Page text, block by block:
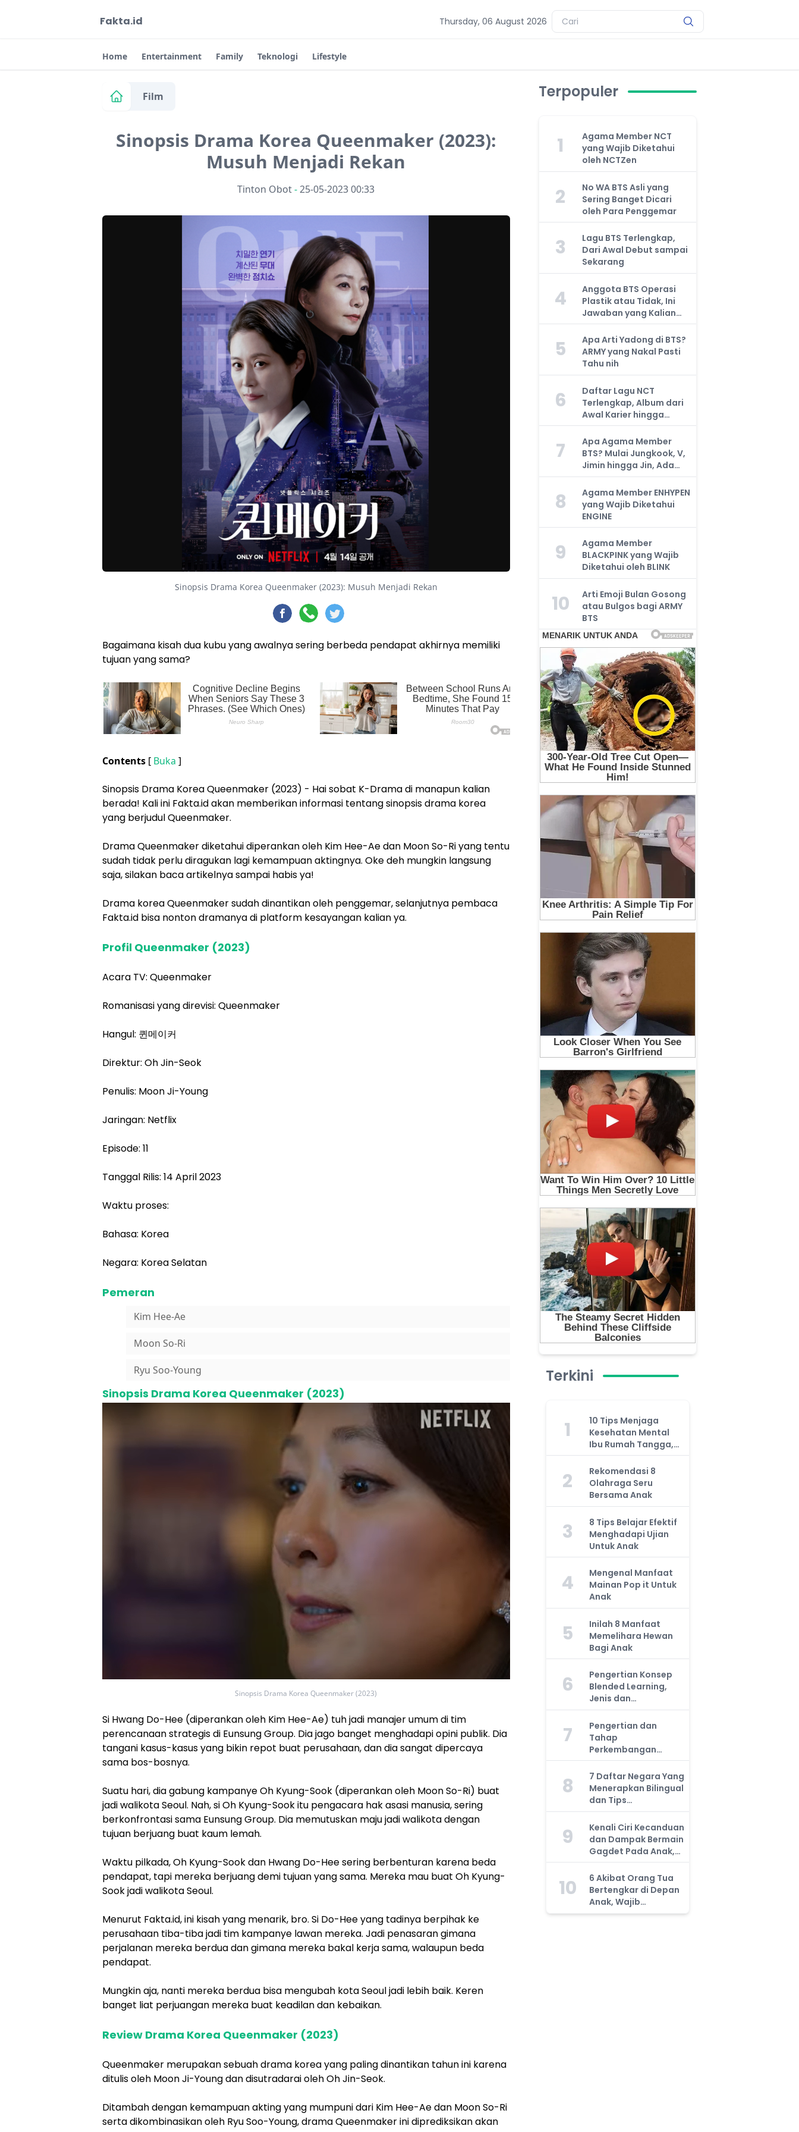
Fakta.id Thursday, 06 August 2026
Home Entertainment Family Teknologi Lifestyle
Film
Sinopsis Drama Korea Queenmaker (2023):
Musuh Menjadi Rekan
Tinton Obot-25-05-2023 00:33
Sinopsis Drama Korea Queenmaker (2023): Musuh Menjadi Rekan
Bagaimana kisah dua kubu yang awalnya sering berbeda pendapat akhirnya memiliki
tujuan yang sama?
Contents [ Buka ]
Sinopsis Drama Korea Queenmaker (2023) - Hai sobat K-Drama di manapun kalian
berada! Kali ini Fakta.id akan memberikan informasi tentang sinopsis drama korea
yang berjudul Queenmaker.
Drama Queenmaker diketahui diperankan oleh Kim Hee-Ae dan Moon So-Ri yang tentu
sudah tidak perlu diragukan lagi kemampuan aktingnya. Oke deh mungkin langsung
saja, silakan baca artikelnya sampai habis ya!
Drama korea Queenmaker sudah dinantikan oleh penggemar, selanjutnya pembaca
Fakta.id bisa nonton dramanya di platform kesayangan kalian ya.
Profil Queenmaker (2023)
Acara TV: Queenmaker
Romanisasi yang direvisi: Queenmaker
Hangul: 퀸메이커
Direktur: Oh Jin-Seok
Penulis: Moon Ji-Young
Jaringan: Netflix
Episode: 11
Tanggal Rilis: 14 April 2023
Waktu proses:
Bahasa: Korea
Negara: Korea Selatan
Pemeran
Kim Hee-Ae
Moon So-Ri
Ryu Soo-Young
Sinopsis Drama Korea Queenmaker (2023)
Sinopsis Drama Korea Queenmaker (2023)
Si Hwang Do-Hee (diperankan oleh Kim Hee-Ae) tuh jadi manajer umum di tim
perencanaan strategis di Eunsung Group. Dia jago banget menghadapi opini publik. Dia
tangani kasus-kasus yang bikin repot buat perusahaan, dan dia sangat dipercaya
sama bos-bosnya.
Suatu hari, dia gabung kampanye Oh Kyung-Sook (diperankan oleh Moon So-Ri) buat
jadi walikota Seoul. Nah, si Oh Kyung-Sook itu pengacara hak asasi manusia, sering
berkonfrontasi sama Eunsung Group. Dia memutuskan maju jadi walikota dengan
tujuan berjuang buat kaum lemah.
Waktu pilkada, Oh Kyung-Sook dan Hwang Do-Hee sering berbenturan karena beda
pendapat, tapi mereka berjuang demi tujuan yang sama. Mereka mau buat Oh Kyung-
Sook jadi walikota Seoul.
Menurut Fakta.id, ini kisah yang menarik, bro. Si Do-Hee yang tadinya berpihak ke
perusahaan tiba-tiba jadi tim kampanye lawan mereka. Jadi penasaran gimana
perjalanan mereka berdua dan gimana mereka bakal kerja sama, walaupun beda
pendapat.
Mungkin aja, nanti mereka berdua bisa mengubah kota Seoul jadi lebih baik. Keren
banget liat perjuangan mereka buat keadilan dan kebaikan.
Review Drama Korea Queenmaker (2023)
Queenmaker merupakan sebuah drama korea yang paling dinantikan tahun ini karena
ditulis oleh Moon Ji-Young dan disutradarai oleh Oh Jin-Seok.
Ditambah dengan kemampuan akting yang mumpuni dari Kim Hee-Ae dan Moon So-Ri
serta dikombinasikan oleh Ryu Soo-Young, drama Queenmaker ini diprediksikan akan
Terpopuler
1
Agama Member NCT
yang Wajib Diketahui
oleh NCTZen
2
No WA BTS Asli yang
Sering Banget Dicari
oleh Para Penggemar
3
Lagu BTS Terlengkap,
Dari Awal Debut sampai
Sekarang
4
Anggota BTS Operasi
Plastik atau Tidak, Ini
Jawaban yang Kalian
Cari
5
Apa Arti Yadong di BTS?
ARMY yang Nakal Pasti
Tahu nih
6
Daftar Lagu NCT
Terlengkap, Album dari
Awal Karier hingga
Sekarang
7
Apa Agama Member
BTS? Mulai Jungkook, V,
Jimin hingga Jin, Ada
yang Atheis
8
Agama Member ENHYPEN
yang Wajib Diketahui
ENGINE
9
Agama Member
BLACKPINK yang Wajib
Diketahui oleh BLINK
10
Arti Emoji Bulan Gosong
atau Bulgos bagi ARMY
BTS
Terkini
1
10 Tips Menjaga
Kesehatan Mental
Ibu Rumah Tangga,
Jangan Anggap
Remeh!
2
Rekomendasi 8
Olahraga Seru
Bersama Anak
3
8 Tips Belajar Efektif
Menghadapi Ujian
Untuk Anak
4
Mengenal Manfaat
Mainan Pop it Untuk
Anak
5
Inilah 8 Manfaat
Memelihara Hewan
Bagi Anak
6
Pengertian Konsep
Blended Learning,
Jenis dan
Manfaatnya, Anda
Harus Tahu!
7
Pengertian dan
Tahap
Perkembangan
Kemampuan Kognitif
Anak, Bunda Wajib
Tahu!
8
7 Daftar Negara Yang
Menerapkan Bilingual
dan Tips
Mengajarkan Pada
Anak
9
Kenali Ciri Kecanduan
dan Dampak Bermain
Gagdet Pada Anak,
Orang Tua Wajib
Tahu!
10
6 Akibat Orang Tua
Bertengkar di Depan
Anak, Wajib
Waspada!